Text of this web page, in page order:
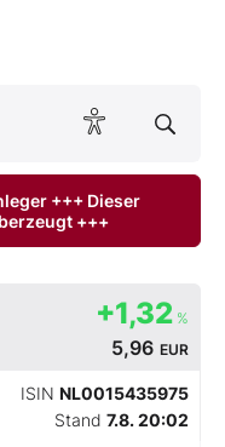
lesen
+++ Dieser
+++
+1,32 %
5,96 EUR
ISIN NL0015435975
Stand 7.8. 20:02